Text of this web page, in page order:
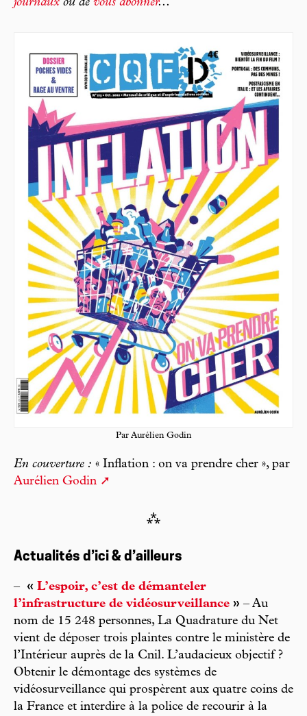
journaux ou de vous abonner...
Par Aurélien Godin
En couverture : « Inflation : on va prendre cher », par
Aurélien Godin
⁂
Actualités d’ici & d’ailleurs
– « L’espoir, c’est de démanteler
l’infrastructure de vidéosurveillance » – Au
nom de 15 248 personnes, La Quadrature du Net
vient de déposer trois plaintes contre le ministère de
l’Intérieur auprès de la Cnil. L’audacieux objectif ?
Obtenir le démontage des systèmes de
vidéosurveillance qui prospèrent aux quatre coins de
la France et interdire à la police de recourir à la